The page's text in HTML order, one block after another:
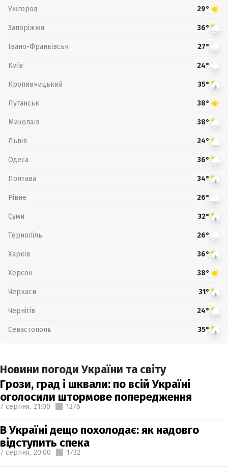
Ужгород 29°
Запоріжжя 36°
Івано-Франківськ 27°
Київ 24°
Кропивницький 35°
Луганськ 38°
Миколаїв 38°
Львів 24°
Одеса 36°
Полтава 34°
Рівне 26°
Суми 32°
Тернопіль 26°
Харків 36°
Херсон 38°
Черкаси 31°
Чернігів 24°
Севастополь 35°
Новини погоди України та світу
Грози, град і шквали: по всій Україні
оголосили штормове попередження
7 серпня, 21:00 1276
В Україні дещо похолодає: як надовго
відступить спека
7 серпня, 20:00 1732